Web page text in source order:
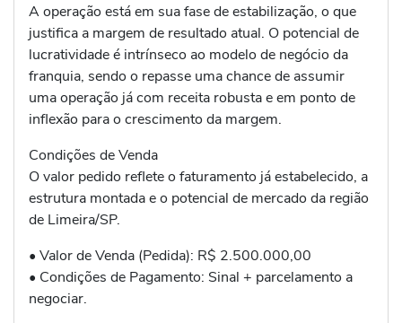
A operação está em sua fase de estabilização, o que
justifica a margem de resultado atual. O potencial de
lucratividade é intrínseco ao modelo de negócio da
franquia, sendo o repasse uma chance de assumir
uma operação já com receita robusta e em ponto de
inflexão para o crescimento da margem.
Condições de Venda
O valor pedido reflete o faturamento já estabelecido, a
estrutura montada e o potencial de mercado da região
de Limeira/SP.
• Valor de Venda (Pedida): R$ 2.500.000,00
• Condições de Pagamento: Sinal + parcelamento a
negociar.